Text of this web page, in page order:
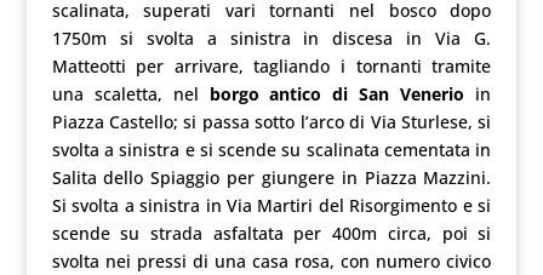
scalinata, superati vari tornanti nel bosco dopo
1750m si svolta a sinistra in discesa in Via G.
Matteotti per arrivare, tagliando i tornanti tramite
una scaletta, nel borgo antico di San Venerio in
Piazza Castello; si passa sotto l’arco di Via Sturlese, si
svolta a sinistra e si scende su scalinata cementata in
Salita dello Spiaggio per giungere in Piazza Mazzini.
Si svolta a sinistra in Via Martiri del Risorgimento e si
scende su strada asfaltata per 400m circa, poi si
svolta nei pressi di una casa rosa, con numero civico